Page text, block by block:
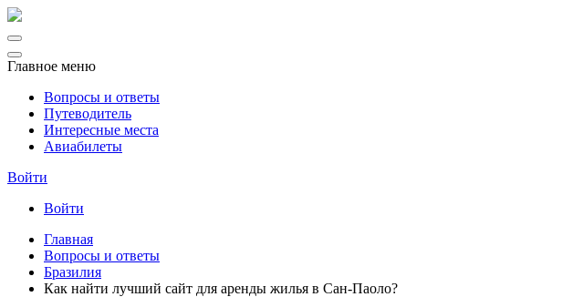
Главное меню
Вопросы и ответы
Путеводитель
Интересные места
Авиабилеты
Войти
Войти
Главная
Вопросы и ответы
Бразилия
Как найти лучший сайт для аренды жилья в Сан-Паоло?